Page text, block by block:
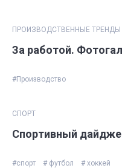
ПРОИЗВОДСТВЕННЫЕ ТРЕНДЫ
За работой.
#Производство
СПОРТ
Спортивный
#спорт # футбол # хоккей